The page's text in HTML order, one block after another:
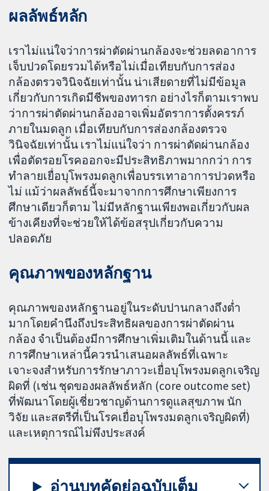
ผลลัพธ์หลัก
เราไม่แน่ใจว่าการผ่าตัดผ่านกล้องจะช่วยลดอาการ
เจ็บปวดโดยรวมได้หรือไม่เมื่อเทียบกับการส่อง
กล้องตรวจวินิจฉัยเท่านั้น น่าเสียดายที่ไม่มีข้อมูล
เกี่ยวกับการเกิดมีชีพของทารก อย่างไรก็ตามเราพบ
ว่าการผ่าตัดผ่านกล้องอาจเพิ่มอัตราการตั้งครรภ์
ภายในมดลูก เมื่อเทียบกับการส่องกล้องตรวจ
วินิจฉัยเท่านั้น เราไม่แน่ใจว่า การผ่าตัดผ่านกล้อง
เพื่อตัดรอยโรคออกจะมีประสิทธิภาพมากกว่า การ
ทำลายเยื่อบุโพรงมดลูกเพื่อบรรเทาอาการปวดหรือ
ไม่ แม้ว่าผลลัพธ์นี้จะมาจากการศึกษาเพียงการ
ศึกษาเดียวก็ตาม ไม่มีหลักฐานเพียงพอเกี่ยวกับผล
ข้างเคียงที่จะช่วยให้ได้ข้อสรุปเกี่ยวกับความ
ปลอดภัย
คุณภาพของหลักฐาน
คุณภาพของหลักฐานอยู่ในระดับปานกลางถึงต่ำ
มากโดยคำนึงถึงประสิทธิผลของการผ่าตัดผ่าน
กล้อง จำเป็นต้องมีการศึกษาเพิ่มเติมในด้านนี้ และ
การศึกษาเหล่านี้ควรนำเสนอผลลัพธ์ที่เฉพาะ
เจาะจงสำหรับการรักษาภาวะเยื่อบุโพรงมดลูกเจริญ
ผิดที่ (เช่น ชุดของผลลัพธ์หลัก (core outcome set)
ที่พัฒนาโดยผู้เชี่ยวชาญด้านการดูแลสุขภาพ นัก
วิจัย และสตรีที่เป็นโรคเยื่อบุโพรงมดลูกเจริญผิดที่)
และเหตุการณ์ไม่พึงประสงค์
อ่านบทคัดย่อฉบับเต็ม